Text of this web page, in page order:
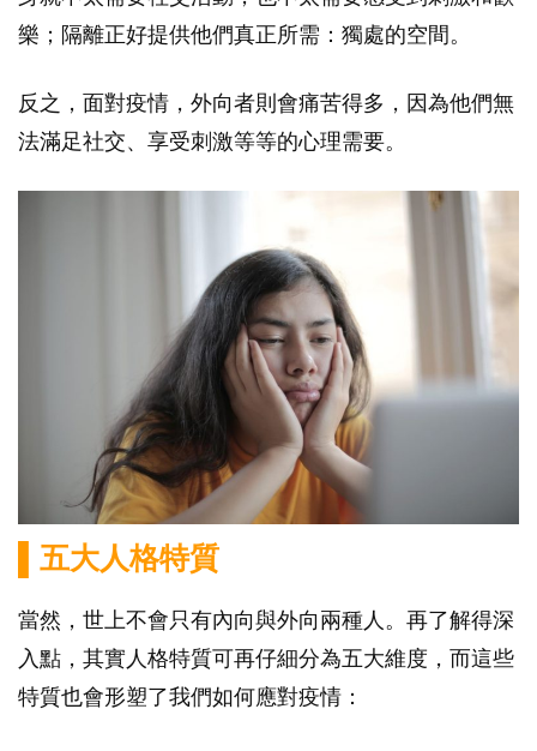
樂；隔離正好提供他們真正所需：獨處的空間。
反之，面對疫情，外向者則會痛苦得多，因為他們無
法滿足社交、享受刺激等等的心理需要。
▌五大人格特質
當然，世上不會只有內向與外向兩種人。再了解得深
入點，其實人格特質可再仔細分為五大維度，而這些
特質也會形塑了我們如何應對疫情：